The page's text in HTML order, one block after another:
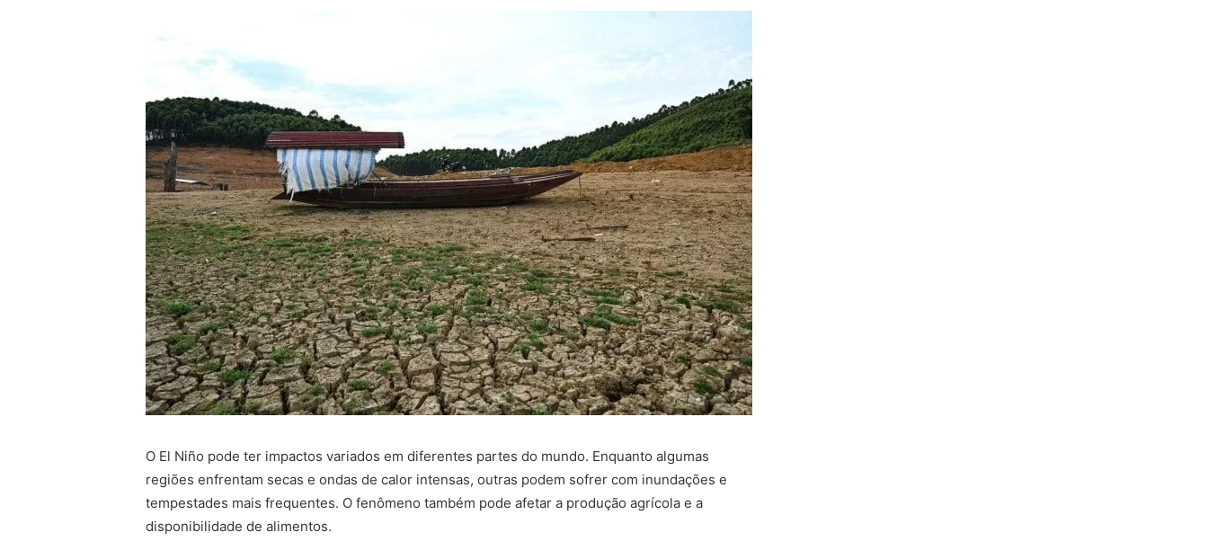
O El Niño pode ter impactos variados em diferentes partes do mundo. Enquanto algumas
regiões enfrentam secas e ondas de calor intensas, outras podem sofrer com inundações e
tempestades mais frequentes. O fenômeno também pode afetar a produção agrícola e a
disponibilidade de alimentos.